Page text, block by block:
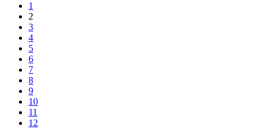
1
2
3
4
5
6
7
8
9
10
11
12